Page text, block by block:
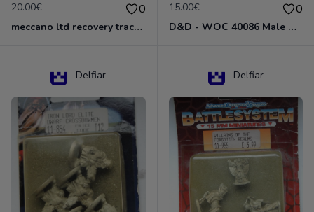
20.00€ 0
meccano ltd recovery tractor N°661
15.00€ 0
D&D - WOC 40086 Male Dwarven Cleric Miniature - Donjons Dragons
Delfiar Delfiar